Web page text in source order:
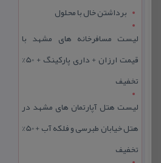
برداشتن خال با محلول
لیست مسافرخانه های مشهد با
قیمت ارزان + داری پارکینگ + 50%
تخفیف
لیست هتل آپارتمان های مشهد در
هتل خیابان طبرسی و فلکه آب + 50%
تخفیف